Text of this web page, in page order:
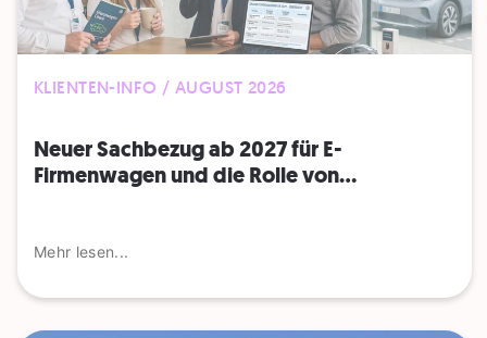
KLIENTEN-INFO / AUGUST 2026
Neuer Sachbezug ab 2027 für E-
Firmenwagen und die Rolle von...
Mehr lesen...